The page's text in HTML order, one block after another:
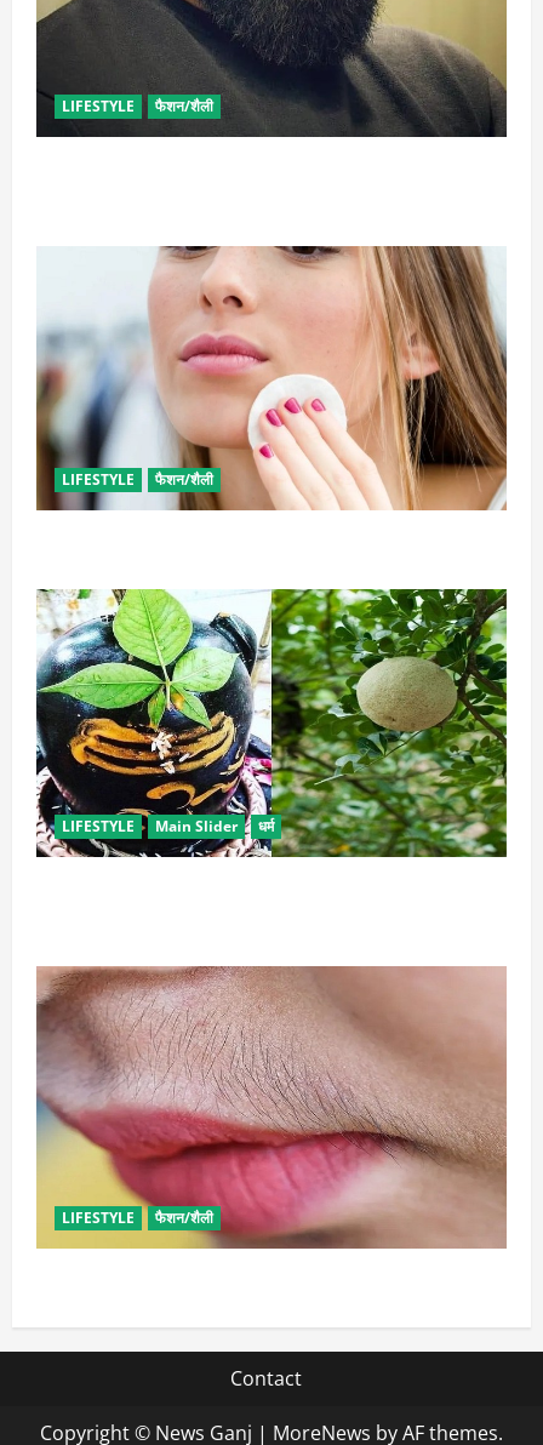
LIFESTYLE फैशन/शैली
LIFESTYLE फैशन/शैली
LIFESTYLE Main Slider धर्म
LIFESTYLE फैशन/शैली
Contact
Copyright © News Ganj | MoreNews by AF themes.